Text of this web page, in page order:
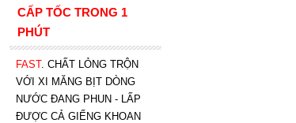
CẤP TỐC TRONG 1
PHÚT
FAST. CHẤT LỎNG TRỘN
VỚI XI MĂNG BỊT DÒNG
NƯỚC ĐANG PHUN - LẤP
ĐƯỢC CẢ GIẾNG KHOAN